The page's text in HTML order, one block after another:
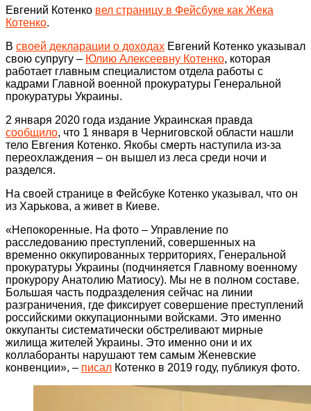
Евгений Котенко вел страницу в Фейсбуке как Жека
Котенко.
В своей декларации о доходах Евгений Котенко указывал
свою супругу – Юлию Алексеевну Котенко, которая
работает главным специалистом отдела работы с
кадрами Главной военной прокуратуры Генеральной
прокуратуры Украины.
2 января 2020 года издание Украинская правда
сообщило, что 1 января в Черниговской области нашли
тело Евгения Котенко. Якобы смерть наступила из-за
переохлаждения – он вышел из леса среди ночи и
разделся.
На своей странице в Фейсбуке Котенко указывал, что он
из Харькова, а живет в Киеве.
«Непокоренные. На фото – Управление по
расследованию преступлений, совершенных на
временно оккупированных территориях, Генеральной
прокуратуры Украины (подчиняется Главному военному
прокурору Анатолию Матиосу). Мы не в полном составе.
Большая часть подразделения сейчас на линии
разграничения, где фиксирует совершение преступлений
российскими оккупационными войсками. Это именно
оккупанты систематически обстреливают мирные
жилища жителей Украины. Это именно они и их
коллаборанты нарушают тем самым Женевские
конвенции», – писал Котенко в 2019 году, публикуя фото.